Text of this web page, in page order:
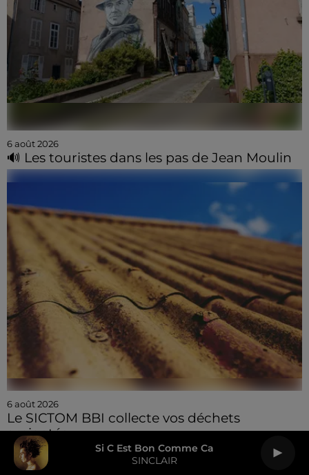
Si C Est Bon Comme Ca
SINCLAIR
6 août 2026
🔊 Les touristes dans les pas de Jean Moulin
6 août 2026
Le SICTOM BBI collecte vos déchets
amiantés